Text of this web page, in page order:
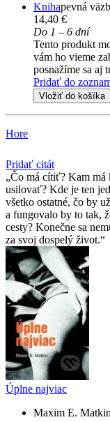
Knihapevná
14,40 €
Do 1 – 6 dní
Tento produkt
vám ho vieme
posnažíme sa aj
Pridať do
Vložiť do košíka
Hore
Pridať citát
Čo má cítiť? Kam má
usilovať? Kde je ten
všetko ostatné, čo by
a fungovalo by to tak,
cesty? Konečne sa
za svoj dospelý život.
Úplne najviac
Maxim E. Matkin